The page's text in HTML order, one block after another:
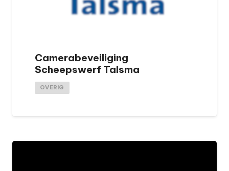
Camerabeveiliging
Scheepswerf Talsma
OVERIG